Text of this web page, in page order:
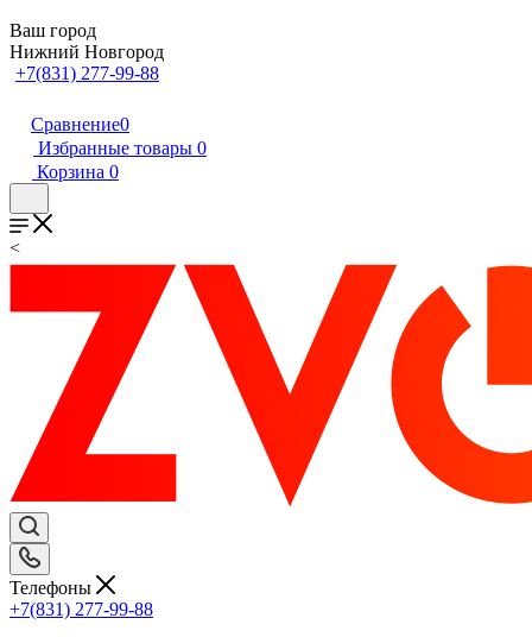
Ваш город
Нижний Новгород
+7(831) 277-99-88
Сравнение0
Избранные товары 0
Корзина 0
<
Телефоны
+7(831) 277-99-88